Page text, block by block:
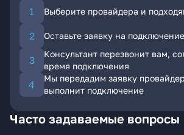
Выберите провайдера и
Оставьте заявку на подключение
Консультант перезвонит вам,
время подключения
Мы передадим заявку
выполнит подключение
Часто задаваемые вопросы